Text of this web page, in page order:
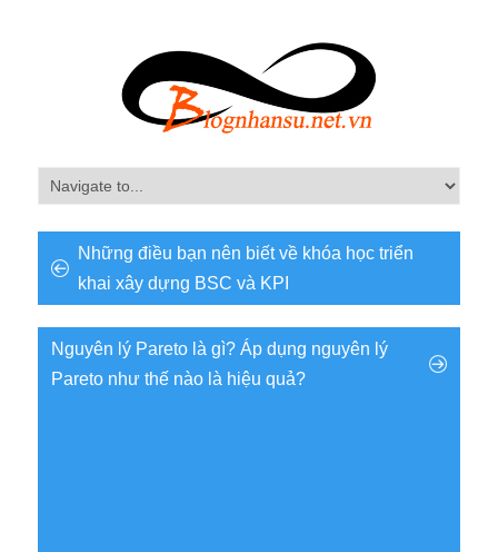
Những điều bạn nên biết về khóa học triển
khai xây dựng BSC và KPI
Nguyên lý Pareto là gì? Áp dụng nguyên lý
Pareto như thế nào là hiệu quả?